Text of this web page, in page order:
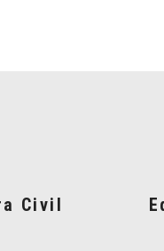
Civil